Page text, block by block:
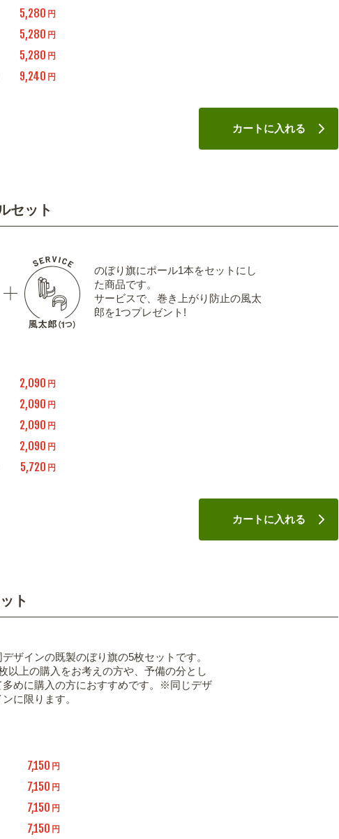
5,280 円
5,280 円
5,280 円
9,240 円
カートに入れる
セット
のぼり旗にポール1本をセットにし
た商品です。
サービスで、巻き上がり防止の風太
郎を1つプレゼント!
2,090 円
2,090 円
2,090 円
2,090 円
5,720 円
カートに入れる
ト
デザインの既製のぼり旗の5枚セットです。
以上の購入をお考えの方や、予備の分とし
多めに購入の方におすすめです。※同じデザ
ンに限ります。
7,150 円
7,150 円
7,150 円
7,150 円